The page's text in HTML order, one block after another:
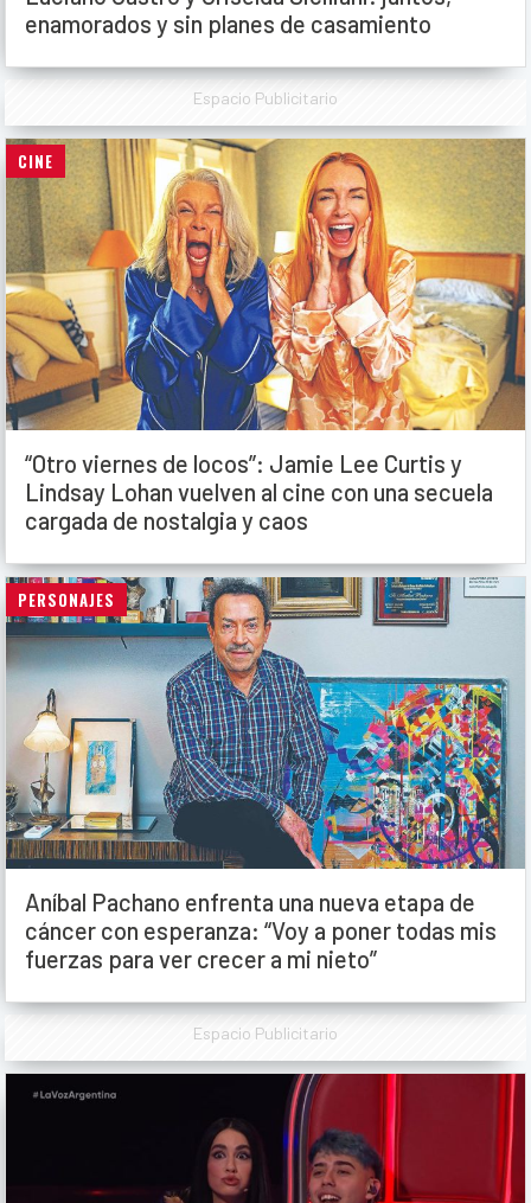
enamorados y sin planes de casamiento
Espacio Publicitario
CINE
“Otro viernes de locos”: Jamie Lee Curtis y
Lindsay Lohan vuelven al cine con una secuela
cargada de nostalgia y caos
PERSONAJES
Aníbal Pachano enfrenta una nueva etapa de
cáncer con esperanza: “Voy a poner todas mis
fuerzas para ver crecer a mi nieto”
Espacio Publicitario